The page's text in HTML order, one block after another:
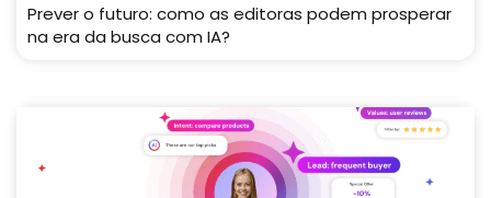
Prever o futuro: como as editoras podem prosperar
na era da busca com IA?